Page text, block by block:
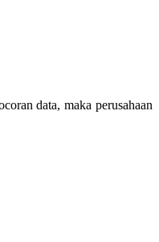
data, maka perusahaan